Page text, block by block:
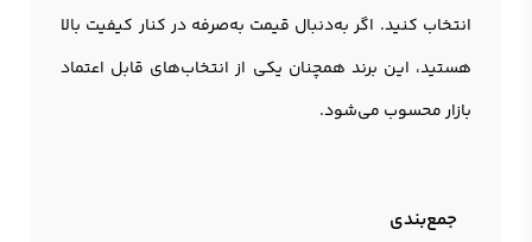
انتخاب کنید. اگر به‌دنبال قیمت به‌صرفه در کنار کیفیت بالا
هستید، این برند همچنان یکی از انتخاب‌های قابل اعتماد
بازار محسوب می‌شود.
جمع‌بندی